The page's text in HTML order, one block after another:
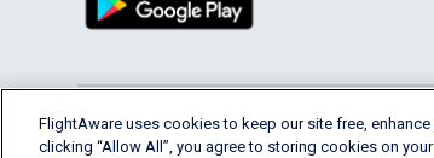
English (USA) 2026 FlightAware Terms
FlightAware uses cookies to keep our site free,
clicking “Allow All”, you agree to storing cookies on